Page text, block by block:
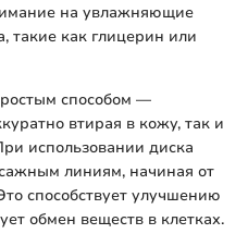
на увлажняющие
такие как глицерин или
способом —
втирая в кожу, так и
использовании диска
линиям, начиная от
способствует улучшению
обмен веществ в клетках.